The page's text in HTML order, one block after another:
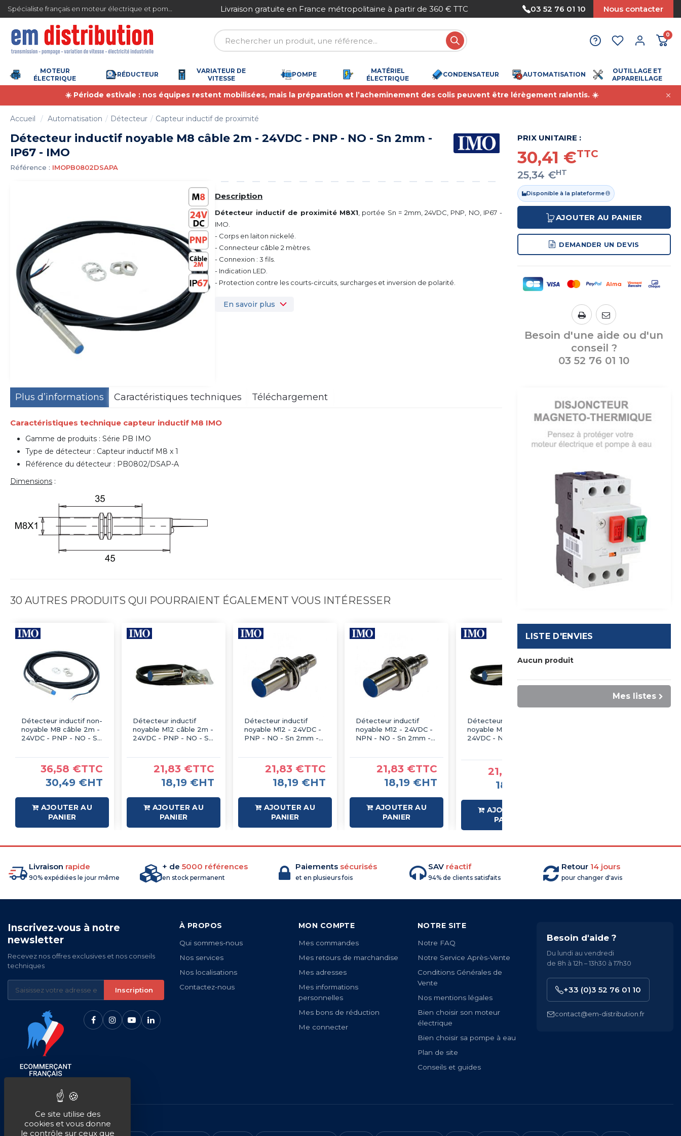
4.7/5 (6366 avis) Livraison gratuite en France métropolitaine à partir de 360 € TTC Paiement sécurisé
03 52 76 01 10 Nous contacter
0
MOTEUR
ÉLECTRIQUE
RÉDUCTEUR
VARIATEUR DE
VITESSE
POMPE
MATÉRIEL
ÉLECTRIQUE
CONDENSATEUR AUTOMATISATION
OUTILLAGE ET
APPAREILLAGE
☀️ Période estivale : nos équipes restent mobilisées, mais la préparation et l’acheminement des colis peuvent être lérègement ralentis. ☀️
Accueil Automatisation Détecteur Capteur inductif de proximité
Détecteur inductif noyable M8 câble 2m - 24VDC - PNP - NO - Sn 2mm -
IP67 - IMO
Référence : IMOPB0802DSAPA
Description
Détecteur inductif de proximité M8X1 , portée Sn = 2mm, 24VDC, PNP, NO, IP67 -
IMO.
- Corps en laiton nickelé.
- Connecteur câble 2 mètres.
- Connexion : 3 fils.
- Indication LED.
- Protection contre les courts-circuits, surcharges et inversion de polarité.
En savoir plus
PRIX UNITAIRE :
30,41 €TTC
25,34 €HT
Disponible à la plateforme
AJOUTER AU PANIER
DEMANDER UN DEVIS
Besoin d'une aide ou d'un
conseil ?
03 52 76 01 10
Plus d’informations Caractéristiques techniques Téléchargement
Caractéristiques technique capteur inductif M8 IMO
Gamme de produits : Série PB IMO
Type de détecteur : Capteur inductif M8 x 1
Référence du détecteur : PB0802/DSAP-A
Dimensions :
30 AUTRES PRODUITS QUI POURRAIENT ÉGALEMENT VOUS INTÉRESSER
Détecteur inductif non-
noyable M8 câble 2m -
24VDC - PNP - NO - Sn
36,58 €TTC
30,49 €HT
AJOUTER AU
PANIER
Détecteur inductif
noyable M12 câble 2m -
24VDC - PNP - NO - Sn
21,83 €TTC
18,19 €HT
AJOUTER AU
PANIER
Détecteur inductif
noyable M12 - 24VDC -
PNP - NO - Sn 2mm -
21,83 €TTC
18,19 €HT
AJOUTER AU
PANIER
Détecteur inductif
noyable M12 - 24VDC -
NPN - NO - Sn 2mm -
21,83 €TTC
18,19 €HT
AJOUTER AU
PANIER
Détecteur inductif
noyable M12 câble 2m -
24VDC - NPN - NO - Sn
21,83 €TTC
18,19 €HT
AJOUTER AU
PANIER
LISTE D'ENVIES
Aucun produit
Mes listes
Livraison rapide
90% expédiées le jour même
+ de 5000 références
en stock permanent
Paiements sécurisés
et en plusieurs fois
SAV réactif
94% de clients satisfaits
Retour 14 jours
pour changer d'avis
Inscrivez-vous à notre
newsletter
Recevez nos offres exclusives et nos conseils
techniques
Inscription
À PROPOS
Qui sommes-nous
Nos services
Nos localisations
Contactez-nous
MON COMPTE
Mes commandes
Mes retours de marchandise
Mes adresses
Mes informations
personnelles
Mes bons de réduction
Me connecter
NOTRE SITE
Notre FAQ
Notre Service Après-Vente
Conditions Générales de
Vente
Nos mentions légales
Bien choisir son moteur
électrique
Bien choisir sa pompe à eau
Plan de site
Conseils et guides
Besoin d'aide ?
Du lundi au vendredi
de 8h à 12h – 13h30 à 17h30
+33 (0)3 52 76 01 10
contact@em-distribution.fr
NOS MARQUES
Gestion des cookies
Ce site utilise des
cookies et vous donne
le contrôle sur ceux que